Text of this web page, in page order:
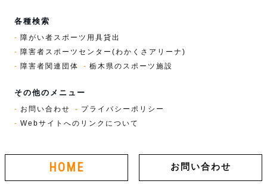
各種検索
障がい者スポーツ用具貸出
障害者スポーツセンター(わかくさアリーナ)
障害者関連団体
栃木県のスポーツ施設
その他のメニュー
お問い合わせ
プライバシーポリシー
Webサイトへのリンクについて
HOME お問い合わせ